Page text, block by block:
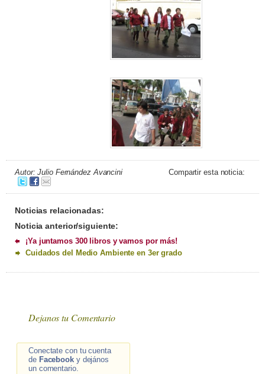
Autor: Julio Fernández Avancini Compartir esta noticia:
Noticias relacionadas:
Noticia anterior/siguiente:
¡Ya juntamos 300 libros y vamos por más!
Cuidados del Medio Ambiente en 3er grado
Dejanos tu Comentario
Conectate con tu cuenta
de Facebooky dejános
un comentario.